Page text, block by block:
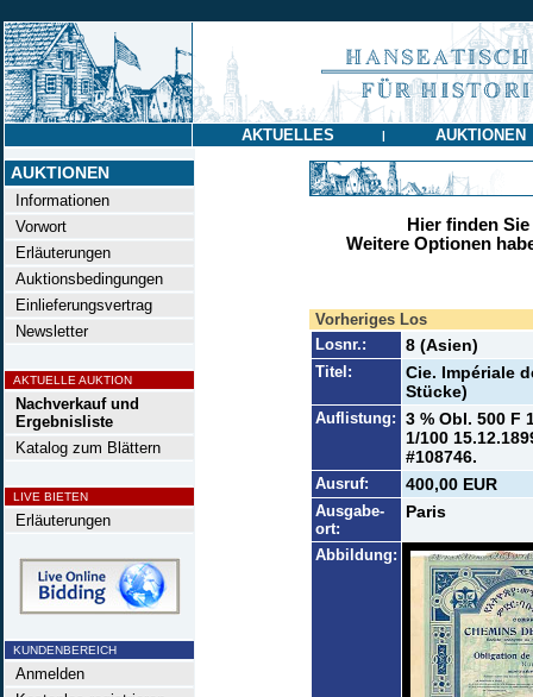
AKTUELLES | AUKTIONEN
AUKTIONEN
Informationen
Vorwort
Erläuterungen
Auktionsbedingungen
Einlieferungsvertrag
Newsletter
AKTUELLE AUKTION
Nachverkauf und
Ergebnisliste
Katalog zum Blättern
LIVE BIETEN
Erläuterungen
KUNDENBEREICH
Anmelden
Hier finden
Weitere Optionen
Vorheriges Los
Losnr.:
8 (Asien)
Titel:
Cie. Impériale
Stücke)
Auflistung: 3 % Obl. 500 F
1/100
#108746.
Ausruf: 400,00 EUR
Ausgabe-
ort:
Paris
Abbildung: